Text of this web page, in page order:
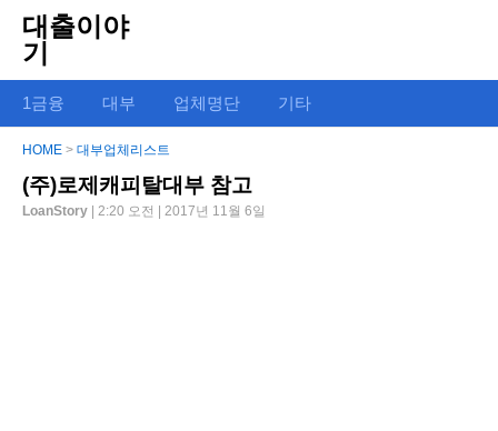
대출이야
기
1금융 대부 업체명단 기타
HOME > 대부업체리스트
(주)로제캐피탈대부 참고
LoanStory | 2:20 오전 | 2017년 11월 6일